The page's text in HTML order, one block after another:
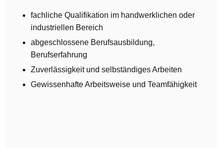
fachliche Qualifikation im handwerklichen oder
industriellen Bereich
abgeschlossene Berufsausbildung,
Berufserfahrung
Zuverlässigkeit und selbständiges Arbeiten
Gewissenhafte Arbeitsweise und Teamfähigkeit